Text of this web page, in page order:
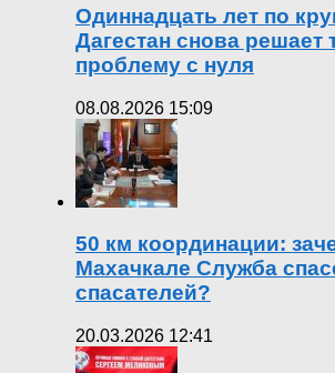
Одиннадцать лет по
Дагестан снова решает
проблему с нуля
08.08.2026 15:09
50 км координации:
Махачкале Служба
спасателей?
20.03.2026 12:41